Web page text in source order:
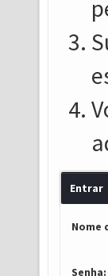
Entrar
Nome
Senha: